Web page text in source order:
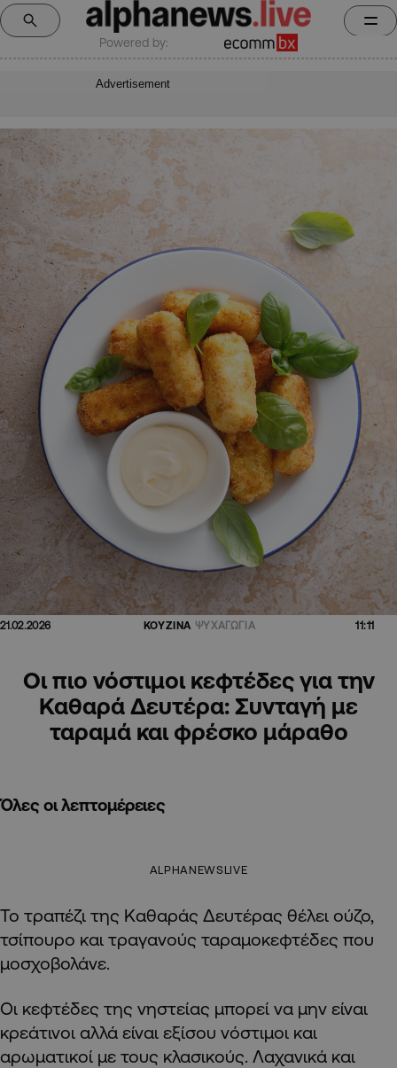
Powered by:
Advertisement
21.02.2026 ΚΟΥΖΙΝΑ ΨΥΧΑΓΩΓΙΑ 11:11
Οι πιο νόστιμοι κεφτέδες για την
Καθαρά Δευτέρα: Συνταγή με
ταραμά και φρέσκο μάραθο
Όλες οι λεπτομέρειες
ALPHANEWSLIVE
Το τραπέζι της Καθαράς Δευτέρας θέλει ούζο,
τσίπουρο και τραγανούς ταραμοκεφτέδες που
μοσχοβολάνε.
Οι κεφτέδες της νηστείας μπορεί να μην είναι
κρεάτινοι αλλά είναι εξίσου νόστιμοι και
αρωματικοί με τους κλασικούς. Λαχανικά και